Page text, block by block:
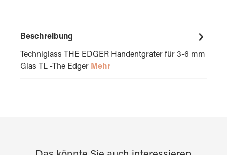
Beschreibung
Techniglass THE EDGER Handentgrater für 3-6 mm
Glas TL -The Edger Mehr